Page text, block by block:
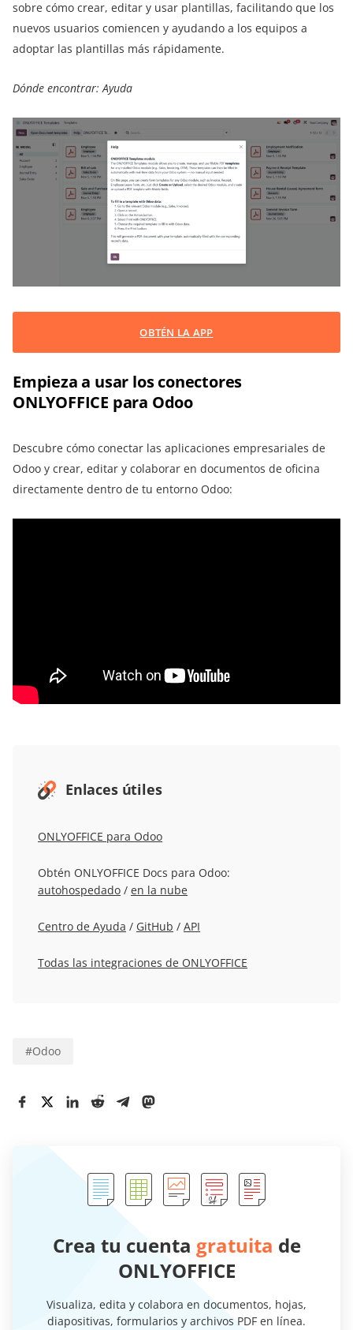
sobre cómo crear, editar y usar plantillas, facilitando que los
nuevos usuarios comiencen y ayudando a los equipos a
adoptar las plantillas más rápidamente.
Dónde encontrar: Ayuda
OBTÉN LA APP
Empieza a usar los conectores
ONLYOFFICE para Odoo
Descubre cómo conectar las aplicaciones empresariales de
Odoo y crear, editar y colaborar en documentos de oficina
directamente dentro de tu entorno Odoo:
Enlaces útiles
ONLYOFFICE para Odoo
Obtén ONLYOFFICE Docs para Odoo:
autohospedado / en la nube
Centro de Ayuda / GitHub / API
Todas las integraciones de ONLYOFFICE
#Odoo
Crea tu cuenta gratuita de
ONLYOFFICE
Visualiza, edita y colabora en documentos, hojas,
diapositivas, formularios y archivos PDF en línea.